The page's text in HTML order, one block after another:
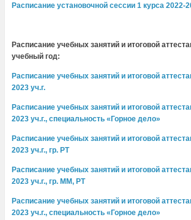
Расписание установочной сессии 1 курса 2022-
Расписание учебных занятий и итоговой
учебный год:
Расписание учебных занятий и итоговой
2023 уч.г.
Расписание учебных занятий и итоговой
2023 уч.г., специальность «Горное дело»
Расписание учебных занятий и итоговой
2023 уч.г., гр. РТ
Расписание учебных занятий и итоговой
2023 уч.г., гр. ММ, РТ
Расписание учебных занятий и итоговой
2023 уч.г., специальность «Горное дело»